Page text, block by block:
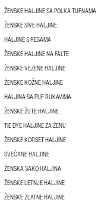
ŽENSKE HALJINE SA POLKA TUFNAMA
ŽENSKE SIVE HALJINE
HALJINE S RESAMA
ŽENSKE HALJINE NA FALTE
ŽENSKE VEZENE HALJINE
ŽENSKE KOŽNE HALJINE
HALJINA SA PUF RUKAVIMA
ŽENSKE ŽUTE HALJINE
TIE DYE HALJINE ZA ŽENU
ŽENSKE KORSET HALJINE
SVEČANE HALJINE
ŽENSKA SAKO HALJINA
ŽENSKE LETNJE HALJINE
ŽENSKE ZLATNE HALJINE